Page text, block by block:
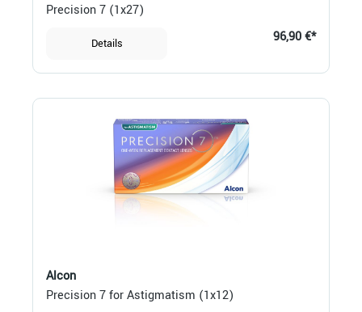
Precision 7 (1x27)
Details 96,90 €*
Alcon
Precision 7 for Astigmatism (1x12)